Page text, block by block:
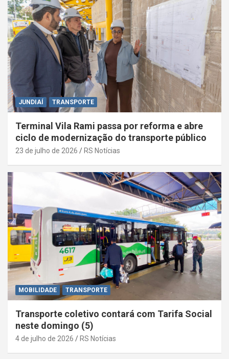
JUNDIAÍ TRANSPORTE
Terminal Vila Rami passa por reforma e abre
ciclo de modernização do transporte público
23 de julho de 2026 RS Notícias
MOBILIDADE TRANSPORTE
Transporte coletivo contará com Tarifa Social
neste domingo (5)
4 de julho de 2026 RS Notícias